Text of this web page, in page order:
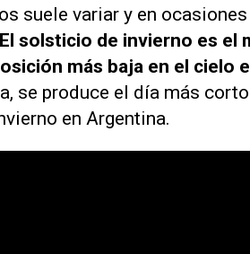
suele variar y en
El solsticio de invierno es el
más baja en el cielo
se produce el día más
en Argentina.